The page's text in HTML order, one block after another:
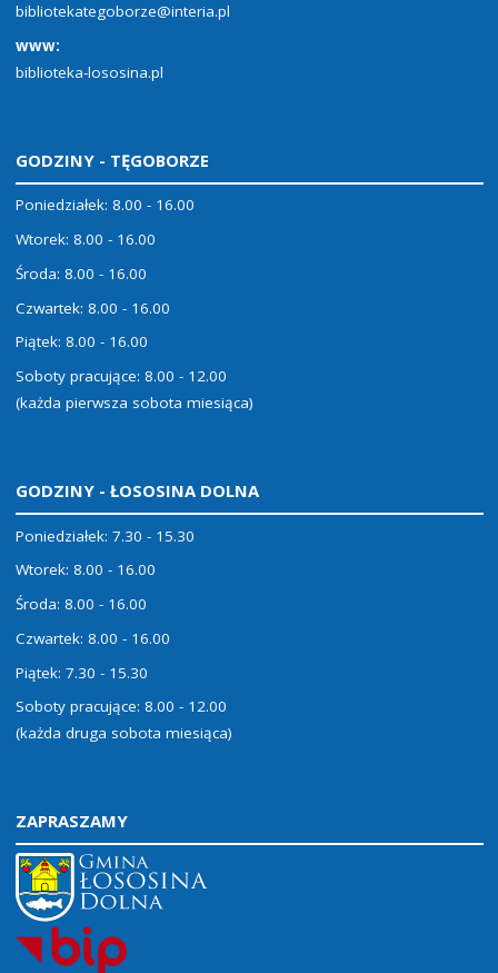
bibliotekategoborze@interia.pl
www:
biblioteka-lososina.pl
GODZINY - TĘGOBORZE
Poniedziałek: 8.00 - 16.00
Wtorek: 8.00 - 16.00
Środa: 8.00 - 16.00
Czwartek: 8.00 - 16.00
Piątek: 8.00 - 16.00
Soboty pracujące: 8.00 - 12.00
(każda pierwsza sobota miesiąca)
GODZINY - ŁOSOSINA DOLNA
Poniedziałek: 7.30 - 15.30
Wtorek: 8.00 - 16.00
Środa: 8.00 - 16.00
Czwartek: 8.00 - 16.00
Piątek: 7.30 - 15.30
Soboty pracujące: 8.00 - 12.00
(każda druga sobota miesiąca)
ZAPRASZAMY